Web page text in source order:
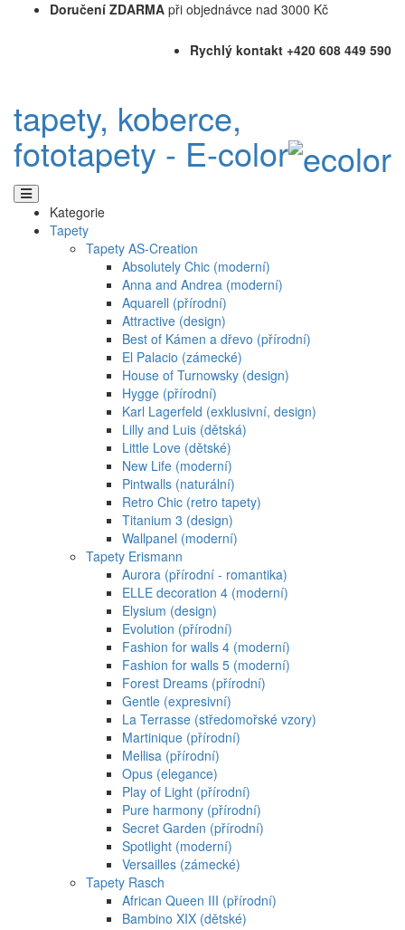
Doručení ZDARMA při objednávce nad 3000 Kč
Rychlý kontakt +420 608 449 590
tapety, koberce,
fototapety - E-color
Kategorie
Tapety
Tapety AS-Creation
Absolutely Chic (moderní)
Anna and Andrea (moderní)
Aquarell (přírodní)
Attractive (design)
Best of Kámen a dřevo (přírodní)
El Palacio (zámecké)
House of Turnowsky (design)
Hygge (přírodní)
Karl Lagerfeld (exklusivní, design)
Lilly and Luis (dětská)
Little Love (dětské)
New Life (moderní)
Pintwalls (naturální)
Retro Chic (retro tapety)
Titanium 3 (design)
Wallpanel (moderní)
Tapety Erismann
Aurora (přírodní - romantika)
ELLE decoration 4 (moderní)
Elysium (design)
Evolution (přírodní)
Fashion for walls 4 (moderní)
Fashion for walls 5 (moderní)
Forest Dreams (přírodní)
Gentle (expresivní)
La Terrasse (středomořské vzory)
Martinique (přírodní)
Mellisa (přírodní)
Opus (elegance)
Play of Light (přírodní)
Pure harmony (přírodní)
Secret Garden (přírodní)
Spotlight (moderní)
Versailles (zámecké)
Tapety Rasch
African Queen III (přírodní)
Bambino XIX (dětské)